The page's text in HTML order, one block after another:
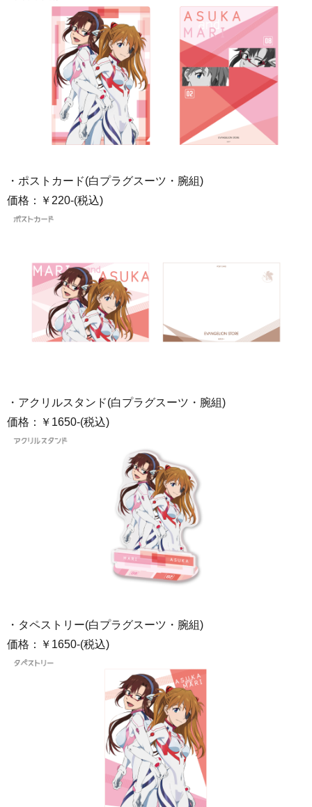
・ポストカード(白プラグスーツ・腕組)
価格：￥220-(税込)
・アクリルスタンド(白プラグスーツ・腕組)
価格：￥1650-(税込)
・タペストリー(白プラグスーツ・腕組)
価格：￥1650-(税込)